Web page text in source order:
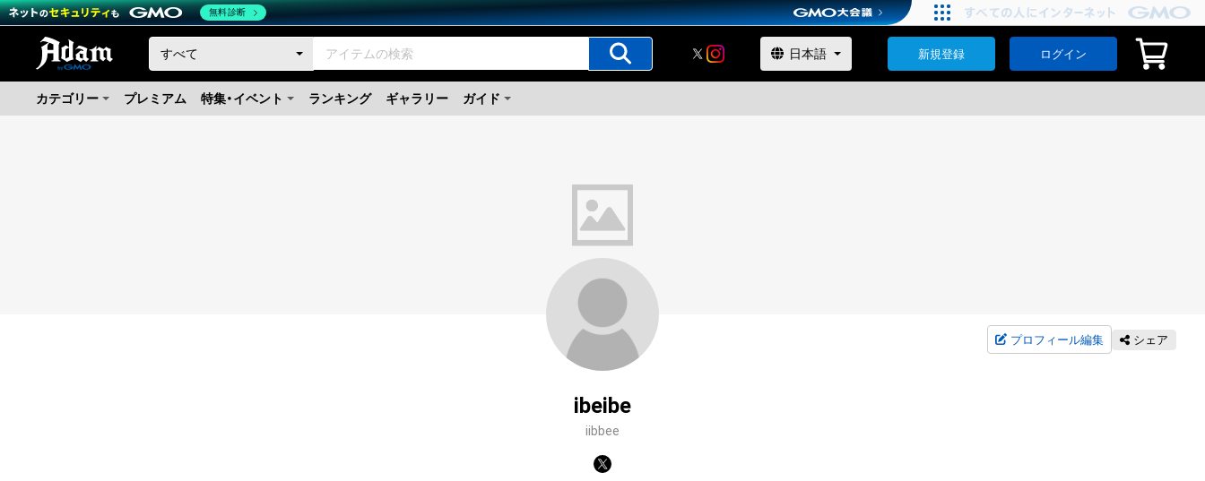
新規登録 ログイン
カテゴリー プレミアム 特集・イベント ランキング ギャラリー ガイド
プロフィール編集 シェア
ibeibe
iibbee
無料診断